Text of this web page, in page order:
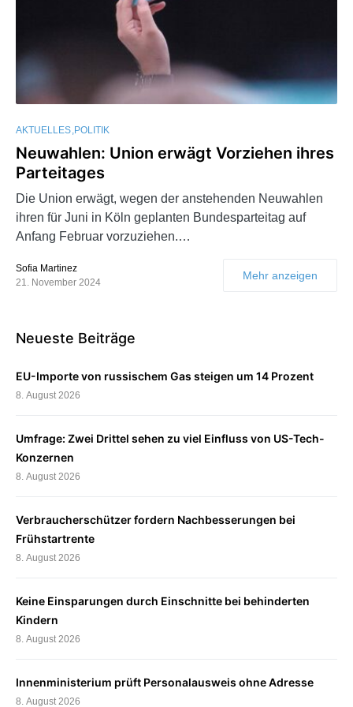
AKTUELLES POLITIK
Neuwahlen: Union erwägt Vorziehen ihres
Parteitages
Die Union erwägt, wegen der anstehenden Neuwahlen
ihren für Juni in Köln geplanten Bundesparteitag auf
Anfang Februar vorzuziehen.…
Sofia Martinez
21. November 2024
Mehr anzeigen
Neueste Beiträge
EU-Importe von russischem Gas steigen um 14 Prozent
8. August 2026
Umfrage: Zwei Drittel sehen zu viel Einfluss von US-Tech-
Konzernen
8. August 2026
Verbraucherschützer fordern Nachbesserungen bei
Frühstartrente
8. August 2026
Keine Einsparungen durch Einschnitte bei behinderten
Kindern
8. August 2026
Innenministerium prüft Personalausweis ohne Adresse
8. August 2026